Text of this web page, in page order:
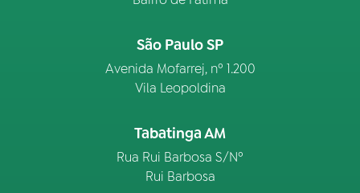
São Paulo SP
Avenida Mofarrej, nº 1.200
Vila Leopoldina
Tabatinga AM
Rua Rui Barbosa S/Nº
Rui Barbosa